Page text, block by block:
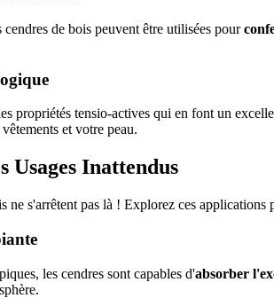
cendres de bois peuvent être utilisées pour
propriétés tensio-actives qui en font un
et votre peau.
Usages Inattendus
ne s'arrêtent pas là ! Explorez ces
les cendres sont capables d'absorber